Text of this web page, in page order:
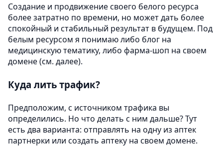
Создание и продвижение своего белого ресурса
более затратно по времени, но может дать более
спокойный и стабильный результат в будущем. Под
белым ресурсом я понимаю либо блог на
медицинскую тематику, либо фарма-шоп на своем
домене (см. далее).
Куда лить трафик?
Предположим, с источником трафика вы
определились. Но что делать с ним дальше? Тут
есть два варианта: отправлять на одну из аптек
партнерки или создать аптеку на своем домене.